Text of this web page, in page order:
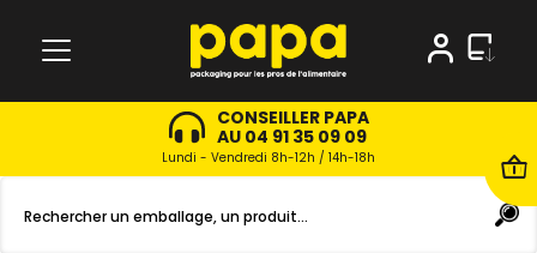
CONSEILLER PAPA
AU 04 91 35 09 09
Lundi - Vendredi 8h-12h / 14h-18h